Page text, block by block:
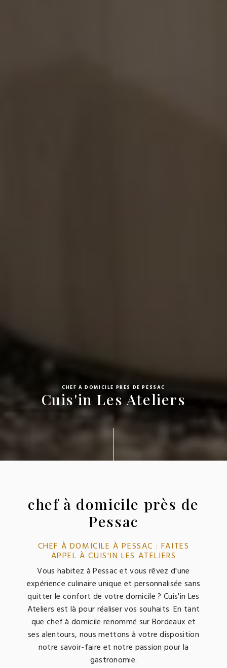
CHEF À DOMICILE PRÈS DE PESSAC
Cuis'in Les Ateliers
chef à domicile près de
Pessac
CHEF À DOMICILE À PESSAC : FAITES
APPEL À CUIS'IN LES ATELIERS
Vous habitez à Pessac et vous rêvez d'une
expérience culinaire unique et personnalisée sans
quitter le confort de votre domicile ? Cuis'in Les
Ateliers est là pour réaliser vos souhaits. En tant
que chef à domicile renommé sur Bordeaux et
ses alentours, nous mettons à votre disposition
notre savoir-faire et notre passion pour la
gastronomie.